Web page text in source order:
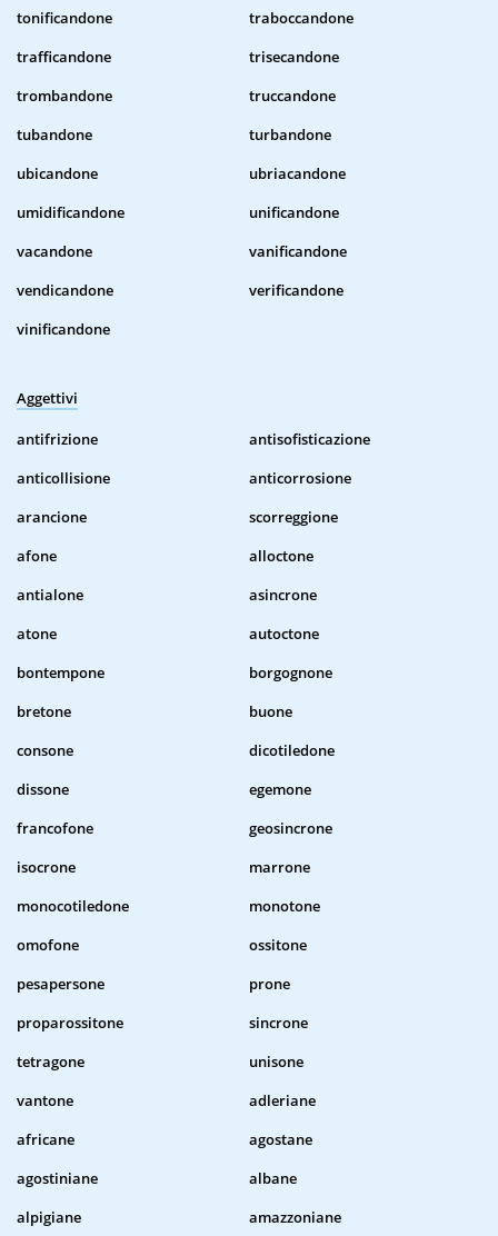
tonificandone
traboccandone
trafficandone
trisecandone
trombandone
truccandone
tubandone
turbandone
ubicandone
ubriacandone
umidificandone
unificandone
vacandone
vanificandone
vendicandone
verificandone
vinificandone
Aggettivi
antifrizione
antisofisticazione
anticollisione
anticorrosione
arancione
scorreggione
afone
alloctone
antialone
asincrone
atone
autoctone
bontempone
borgognone
bretone
buone
consone
dicotiledone
dissone
egemone
francofone
geosincrone
isocrone
marrone
monocotiledone
monotone
omofone
ossitone
pesapersone
prone
proparossitone
sincrone
tetragone
unisone
vantone
adleriane
africane
agostane
agostiniane
albane
alpigiane
amazzoniane